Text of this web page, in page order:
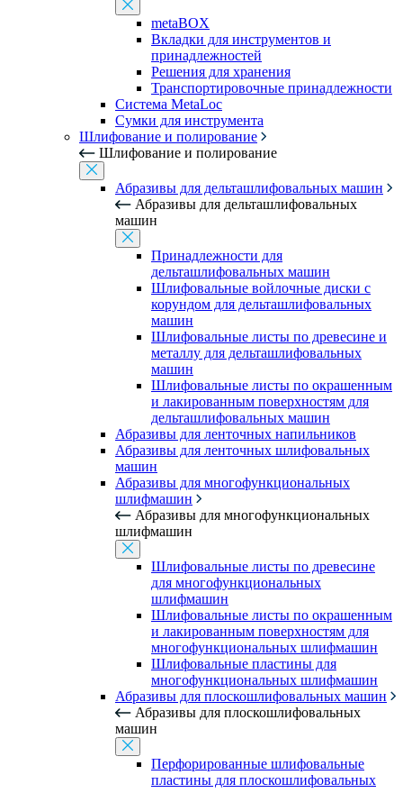
metaBOX
Вкладки для инструментов и
принадлежностей
Решения для хранения
Транспортировочные принадлежности
Система MetaLoc
Сумки для инструмента
Шлифование и полирование
Шлифование и полирование
Абразивы для дельташлифовальных машин
Абразивы для дельташлифовальных
машин
Принадлежности для
дельташлифовальных машин
Шлифовальные войлочные диски с
корундом для дельташлифовальных
машин
Шлифовальные листы по древесине и
металлу для дельташлифовальных
машин
Шлифовальные листы по окрашенным
и лакированным поверхностям для
дельташлифовальных машин
Абразивы для ленточных напильников
Абразивы для ленточных шлифовальных
машин
Абразивы для многофункциональных
шлифмашин
Абразивы для многофункциональных
шлифмашин
Шлифовальные листы по древесине
для многофункциональных
шлифмашин
Шлифовальные листы по окрашенным
и лакированным поверхностям для
многофункциональных шлифмашин
Шлифовальные пластины для
многофункциональных шлифмашин
Абразивы для плоскошлифовальных машин
Абразивы для плоскошлифовальных
машин
Перфорированные шлифовальные
пластины для плоскошлифовальных